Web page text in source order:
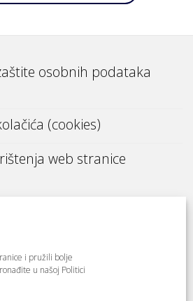
i pružili bolje
u našoj Politici
osobnih podataka
(cookies)
web stranice